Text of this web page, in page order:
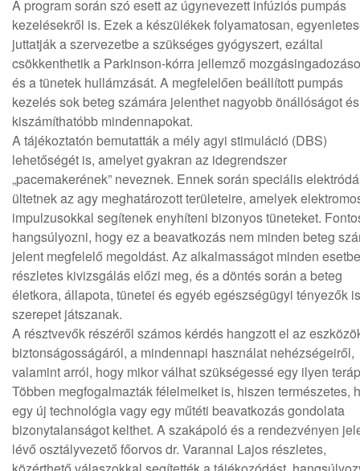
A program során szó esett az úgynevezett infúziós pumpás
kezelésekről is. Ezek a készülékek folyamatosan,
juttatják a szervezetbe a szükséges gyógyszert, ezáltal
csökkenthetik a Parkinson-kórra jellemző
és a tünetek hullámzását. A megfelelően beállított pumpás
kezelés sok beteg számára jelenthet nagyobb önállóságot és
kiszámíthatóbb mindennapokat.
A tájékoztatón bemutatták a mély agyi stimuláció (DBS)
lehetőségét is, amelyet gyakran az idegrendszer
„pacemakerének” neveznek. Ennek során speciális
ültetnek az agy meghatározott területeire, amelyek
impulzusokkal segítenek enyhíteni bizonyos tüneteket.
hangsúlyozni, hogy ez a beavatkozás nem minden beteg
jelent megfelelő megoldást. Az alkalmasságot minden
részletes kivizsgálás előzi meg, és a döntés során a beteg
életkora, állapota, tünetei és egyéb egészségügyi tényezők is
szerepet játszanak.
A résztvevők részéről számos kérdés hangzott el az
biztonságosságáról, a mindennapi használat nehézségeiről,
valamint arról, hogy mikor válhat szükségessé egy ilyen
Többen megfogalmazták félelmeiket is, hiszen természetes,
egy új technológia vagy egy műtéti beavatkozás gondolata
bizonytalanságot kelthet. A szakápoló és a rendezvényen
lévő osztályvezető főorvos dr. Varannai Lajos részletes,